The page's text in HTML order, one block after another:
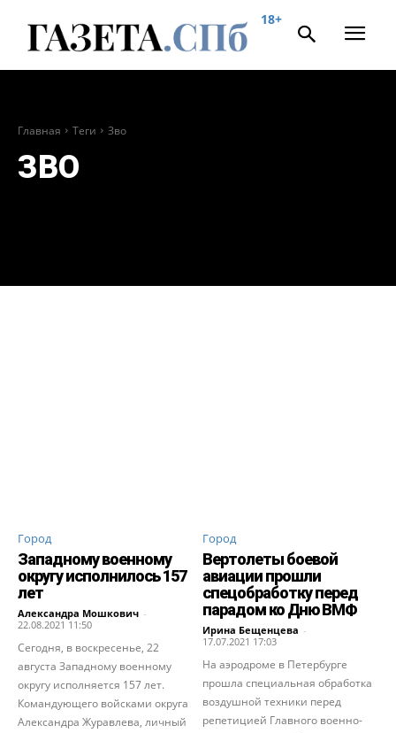
18+
Главная Теги Зво
ЗВО
Город
Западному военному
округу исполнилось 157
лет
Александра Мошкович -
22.08.2021 11:50
Сегодня, в воскресенье, 22
августа Западному военному
округу исполняется 157 лет.
Командующего войсками округа
Александра Журавлева, личный
Город
Вертолеты боевой
авиации прошли
спецобработку перед
парадом ко Дню ВМФ
Ирина Бещенцева -
17.07.2021 17:03
На аэродроме в Петербурге
прошла специальная обработка
воздушной техники перед
репетицией Главного военно-